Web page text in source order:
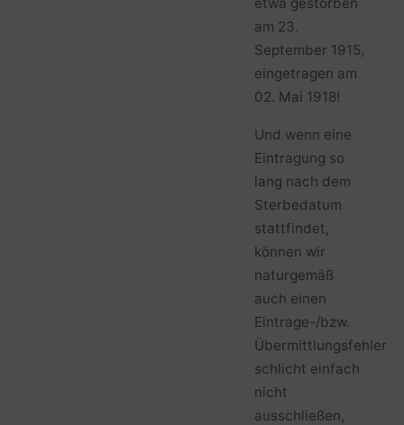
am 23.
September 1915,
eingetragen am
02. Mai 1918!
Und wenn eine
Eintragung so
lang nach dem
Sterbedatum
stattfindet,
können wir
naturgemäß
auch einen
Eintrage-/bzw.
Übermittlungsfehler
schlicht einfach
nicht
ausschließen,